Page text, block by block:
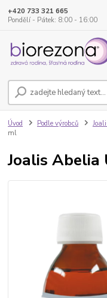
+420 733 321 665
Pondělí - Pátek: 8:00 - 16:00
Úvod Podle výrobců
ml
Joalis